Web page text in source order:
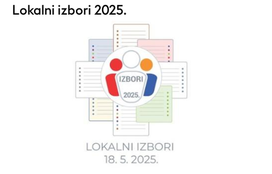
Lokalni izbori 2025.